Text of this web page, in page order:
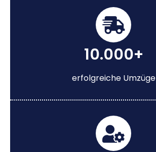
10.000+
erfolgreiche Umzüge